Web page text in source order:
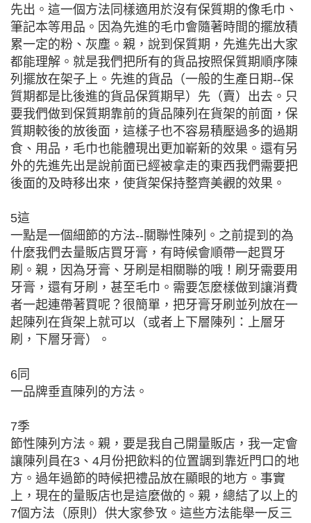
先出。這一個方法同樣適用於沒有保質期的像毛巾、
筆記本等用品。因為先進的毛巾會隨著時間的擺放積
累一定的粉、灰塵。親，說到保質期，先進先出大家
都能理解。就是我們把所有的貨品按照保質期順序陳
列擺放在架子上。先進的貨品（一般的生產日期--保
質期都是比後進的貨品保質期早）先（賣）出去。只
要我們做到保質期靠前的貨品陳列在貨架的前面，保
質期較後的放後面，這樣子也不容易積壓過多的過期
食、用品，毛巾也能體現出更加嶄新的效果。還有另
外的先進先出是說前面已經被拿走的東西我們需要把
後面的及時移出來，使貨架保持整齊美觀的效果。
5這
一點是一個細節的方法--關聯性陳列。之前提到的為
什麼我們去量販店買牙膏，有時候會順帶一起買牙
刷。親，因為牙膏、牙刷是相關聯的哦！刷牙需要用
牙膏，還有牙刷，甚至毛巾。需要怎麼樣做到讓消費
者一起連帶著買呢？很簡單，把牙膏牙刷並列放在一
起陳列在貨架上就可以（或者上下層陳列：上層牙
刷，下層牙膏）。
6同
一品牌垂直陳列的方法。
7季
節性陳列方法。親，要是我自己開量販店，我一定會
讓陳列員在3、4月份把飲料的位置調到靠近門口的地
方。過年過節的時候把禮品放在顯眼的地方。事實
上，現在的量販店也是這麼做的。親，總結了以上的
7個方法（原則）供大家參攷。這些方法能舉一反三